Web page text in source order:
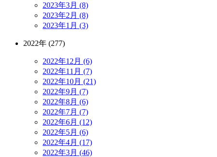
2023年3月 (8)
2023年2月 (8)
2023年1月 (3)
2022年 (277)
2022年12月 (6)
2022年11月 (7)
2022年10月 (21)
2022年9月 (7)
2022年8月 (6)
2022年7月 (7)
2022年6月 (12)
2022年5月 (6)
2022年4月 (17)
2022年3月 (46)